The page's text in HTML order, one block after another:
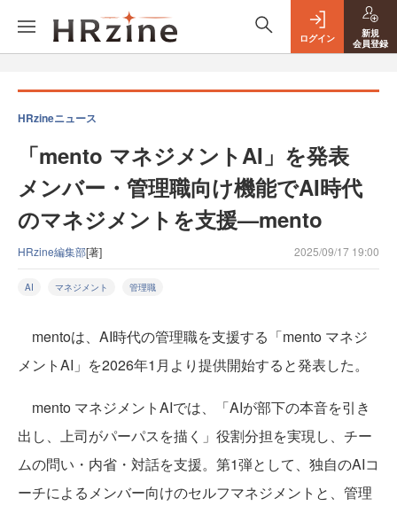
ログイン
新規
会員登録
HRzineニュース
「mento マネジメントAI」を発表
メンバー・管理職向け機能でAI時代
のマネジメントを支援—mento
HRzine編集部[著] 2025/09/17 19:00
AI マネジメント 管理職
mentoは、AI時代の管理職を支援する「mento マネジ
メントAI」を2026年1月より提供開始すると発表した。
mento マネジメントAIでは、「AIが部下の本音を引き
出し、上司がパーパスを描く」役割分担を実現し、チー
ムの問い・内省・対話を支援。第1弾として、独自のAIコ
ーチによるメンバー向けのセルフマネジメントと、管理